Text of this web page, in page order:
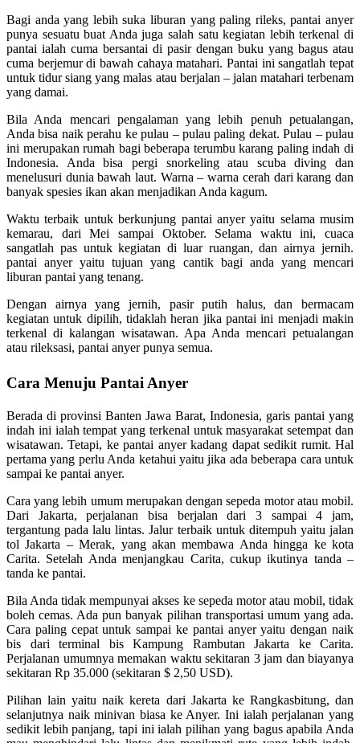
Bagi anda yang lebih suka liburan yang paling rileks, pantai anyer
punya sesuatu buat Anda juga salah satu kegiatan lebih terkenal di
pantai ialah cuma bersantai di pasir dengan buku yang bagus atau
cuma berjemur di bawah cahaya matahari. Pantai ini sangatlah tepat
untuk tidur siang yang malas atau berjalan – jalan matahari terbenam
yang damai.
Bila Anda mencari pengalaman yang lebih penuh petualangan,
Anda bisa naik perahu ke pulau – pulau paling dekat. Pulau – pulau
ini merupakan rumah bagi beberapa terumbu karang paling indah di
Indonesia. Anda bisa pergi snorkeling atau scuba diving dan
menelusuri dunia bawah laut. Warna – warna cerah dari karang dan
banyak spesies ikan akan menjadikan Anda kagum.
Waktu terbaik untuk berkunjung pantai anyer yaitu selama musim
kemarau, dari Mei sampai Oktober. Selama waktu ini, cuaca
sangatlah pas untuk kegiatan di luar ruangan, dan airnya jernih.
pantai anyer yaitu tujuan yang cantik bagi anda yang mencari
liburan pantai yang tenang.
Dengan airnya yang jernih, pasir putih halus, dan bermacam
kegiatan untuk dipilih, tidaklah heran jika pantai ini menjadi makin
terkenal di kalangan wisatawan. Apa Anda mencari petualangan
atau rileksasi, pantai anyer punya semua.
Cara Menuju Pantai Anyer
Berada di provinsi Banten Jawa Barat, Indonesia, garis pantai yang
indah ini ialah tempat yang terkenal untuk masyarakat setempat dan
wisatawan. Tetapi, ke pantai anyer kadang dapat sedikit rumit. Hal
pertama yang perlu Anda ketahui yaitu jika ada beberapa cara untuk
sampai ke pantai anyer.
Cara yang lebih umum merupakan dengan sepeda motor atau mobil.
Dari Jakarta, perjalanan bisa berjalan dari 3 sampai 4 jam,
tergantung pada lalu lintas. Jalur terbaik untuk ditempuh yaitu jalan
tol Jakarta – Merak, yang akan membawa Anda hingga ke kota
Carita. Setelah Anda menjangkau Carita, cukup ikutinya tanda –
tanda ke pantai.
Bila Anda tidak mempunyai akses ke sepeda motor atau mobil, tidak
boleh cemas. Ada pun banyak pilihan transportasi umum yang ada.
Cara paling cepat untuk sampai ke pantai anyer yaitu dengan naik
bis dari terminal bis Kampung Rambutan Jakarta ke Carita.
Perjalanan umumnya memakan waktu sekitaran 3 jam dan biayanya
sekitaran Rp 35.000 (sekitaran $ 2,50 USD).
Pilihan lain yaitu naik kereta dari Jakarta ke Rangkasbitung, dan
selanjutnya naik minivan biasa ke Anyer. Ini ialah perjalanan yang
sedikit lebih panjang, tapi ini ialah pilihan yang bagus apabila Anda